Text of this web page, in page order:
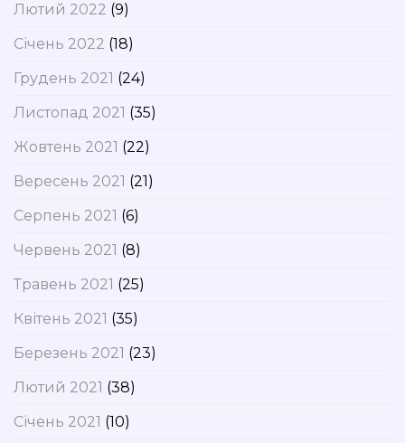
Лютий 2022 (9)
Січень 2022 (18)
Грудень 2021 (24)
Листопад 2021 (35)
Жовтень 2021 (22)
Вересень 2021 (21)
Серпень 2021 (6)
Червень 2021 (8)
Травень 2021 (25)
Квітень 2021 (35)
Березень 2021 (23)
Лютий 2021 (38)
Січень 2021 (10)